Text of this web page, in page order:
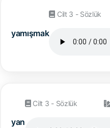
yamışmak
Cilt 3 - Sözlük
yan
Cilt 3 - Sözlük